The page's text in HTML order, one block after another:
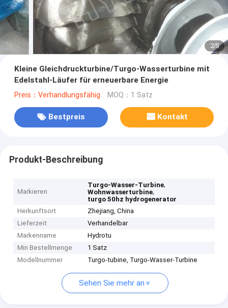
2/5
Kleine Gleichdruckturbine/Turgo-Wasserturbine mit
Edelstahl-Läufer für erneuerbare Energie
Preis：Verhandlungsfähig MOQ：1 Satz
Bestpreis Kontakt
Produkt-Beschreibung
Markieren
Turgo-Wasser-Turbine,
Wohnwasserturbine,
turgo 50hz hydrogenerator
Herkunftsort
Zhejiang, China
Lieferzeit
Verhandelbar
Markenname
Hydrotu
Min Bestellmenge
1 Satz
Modellnummer
Turgo-tubine, Turgo-Wasser-Turbine
Sehen Sie mehr an